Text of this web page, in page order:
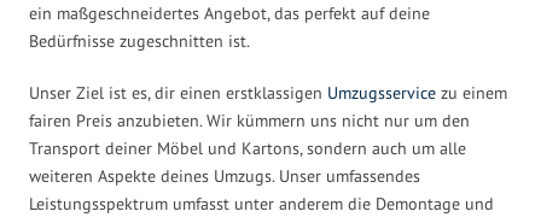
ein maßgeschneidertes Angebot, das perfekt auf deine
Bedürfnisse zugeschnitten ist.
Unser Ziel ist es, dir einen erstklassigen Umzugsservice zu einem
fairen Preis anzubieten. Wir kümmern uns nicht nur um den
Transport deiner Möbel und Kartons, sondern auch um alle
weiteren Aspekte deines Umzugs. Unser umfassendes
Leistungsspektrum umfasst unter anderem die Demontage und